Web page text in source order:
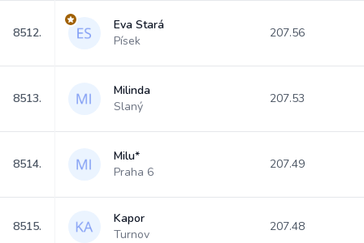
8512.
Eva Stará
Písek
207.56
8513.
Milinda
Slaný
207.53
8514.
Milu*
Praha 6
207.49
8515.
Kapor
Turnov
207.48